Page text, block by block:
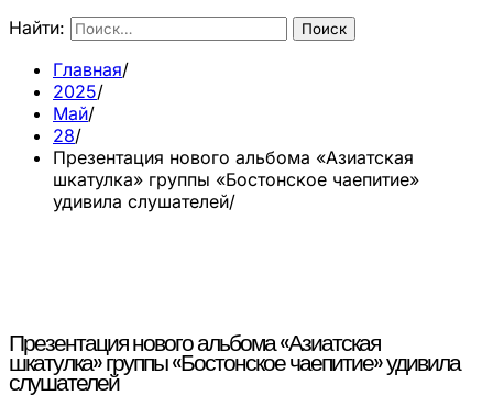
Найти:
Главная
2025
Май
28
Презентация нового альбома «Азиатская
шкатулка» группы «Бостонское чаепитие»
удивила слушателей
Презентация нового альбома «Азиатская
шкатулка» группы «Бостонское чаепитие» удивила
слушателей